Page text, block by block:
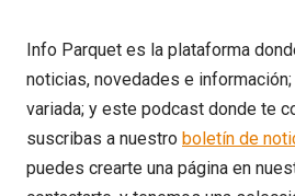
Info Parquet es la plataforma
noticias, novedades e
variada; y este podcast donde te
suscribas a nuestro boletín de
puedes crearte una página en